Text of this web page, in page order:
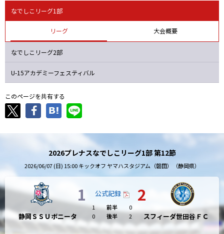
-
なでしこリーグ1部
リーグ 大会概要
なでしこリーグ2部
U-15アカデミーフェスティバル
このページを共有する
2026プレナスなでしこリーグ1部 第12節
2026/06/07 (日) 15:00 キックオフ ヤマハスタジアム（磐田）（静岡県）
静岡ＳＳＵボニータ
1 公式記録 2
1 前半
0
0
後半 2 スフィーダ世田谷ＦＣ